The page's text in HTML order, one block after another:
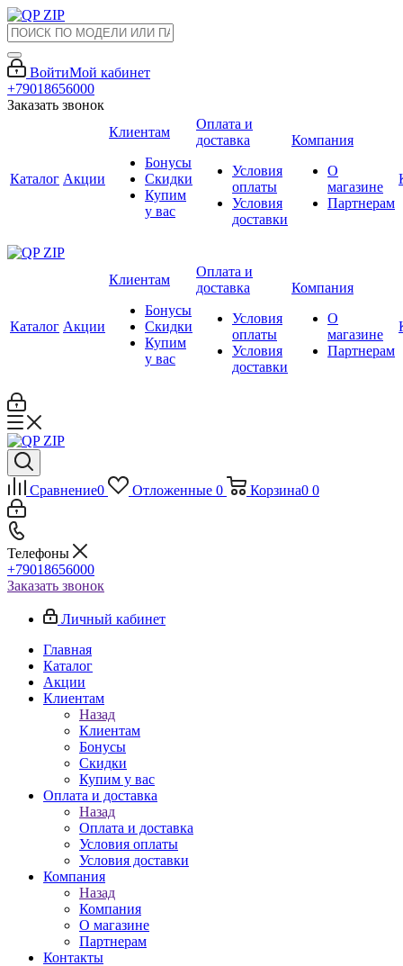
ВойтиМой кабинет
+79018656000
Заказать звонок
Каталог Акции
Клиентам
Бонусы
Скидки
Купим
у вас
Оплата и
доставка
Условия
оплаты
Условия
доставки
Компания
О
магазине
Партнерам
Каталог Акции
Клиентам
Бонусы
Скидки
Купим
у вас
Оплата и
доставка
Условия
оплаты
Условия
доставки
Компания
О
магазине
Партнерам
Сравнение0 Отложенные 0 Корзина0 0
Телефоны
+79018656000
Заказать звонок
Личный кабинет
Главная
Каталог
Акции
Клиентам
Назад
Клиентам
Бонусы
Скидки
Купим у вас
Оплата и доставка
Назад
Оплата и доставка
Условия оплаты
Условия доставки
Компания
Назад
Компания
О магазине
Партнерам
Контакты